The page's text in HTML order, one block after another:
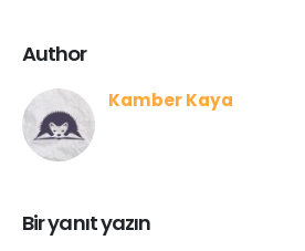
Author
Kamber Kaya
Bir yanıt yazın